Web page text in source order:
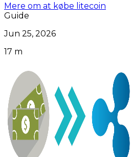
Mere om at købe litecoin
Guide
Jun 25, 2026
17 m